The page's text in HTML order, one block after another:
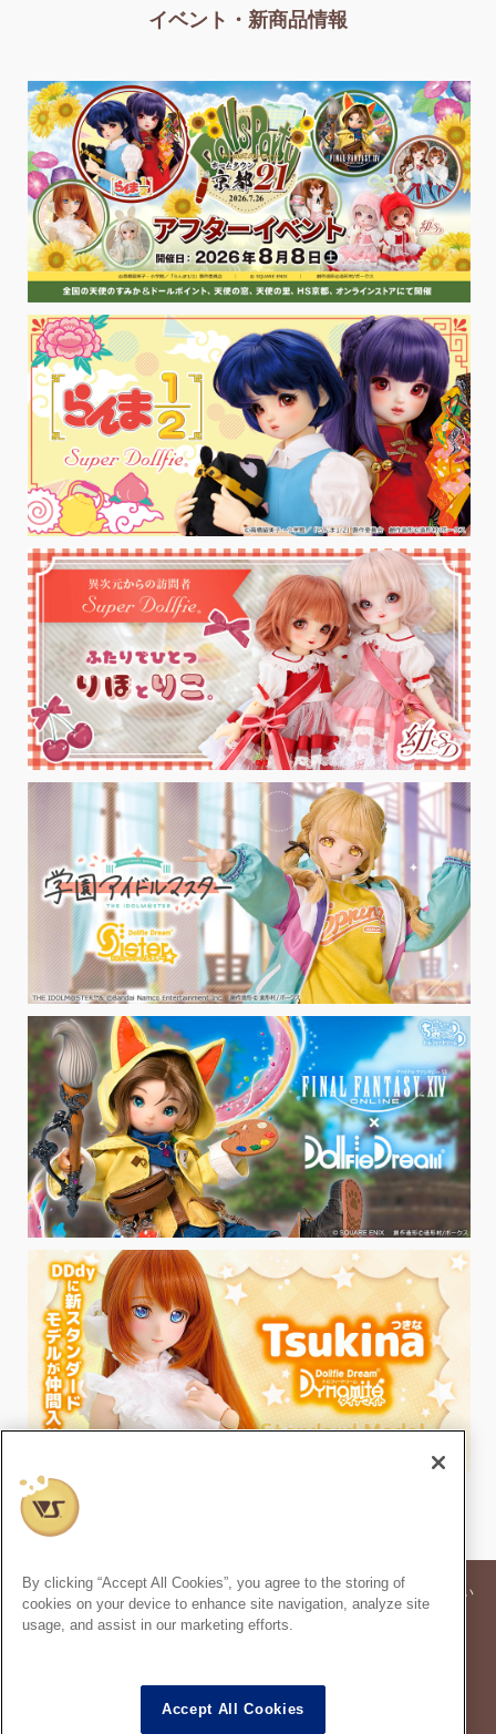
イベント・新商品情報
※記事内の価格表記は、掲載時点での消費税率に基づいた価格を表示してい
ます。
※このコンテンツ内の情報、画像の二次使用及び無断引用は禁止いたしま
スーパードルフィー
は株式会社ボークスの登録商標です。
ドルフィードリーム は株式会社ボークスの登録商標です。
By clicking “Accept All Cookies”, you agree to the storing of
cookies on your device to enhance site navigation, analyze site
usage, and assist in our marketing efforts.
Accept All Cookies